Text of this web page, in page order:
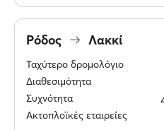
Ρόδος Λακκί
Ταχύτερο δρομολόγιο
Διαθεσιμότητα
Συχνότητα
Ακτοπλοϊκές εταιρείες